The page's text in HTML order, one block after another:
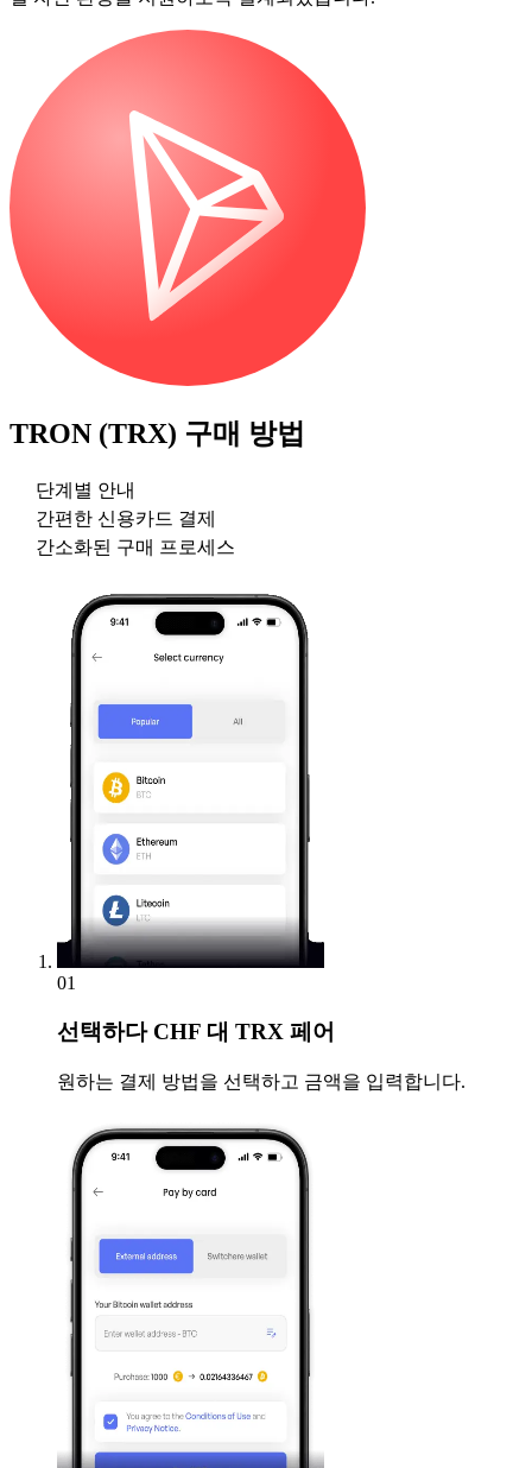
TRON (TRX) 구매 방법
단계별 안내
간편한 신용카드 결제
간소화된 구매 프로세스
01
선택하다CHF 대 TRX 페어
원하는 결제 방법을 선택하고 금액을 입력합니다.